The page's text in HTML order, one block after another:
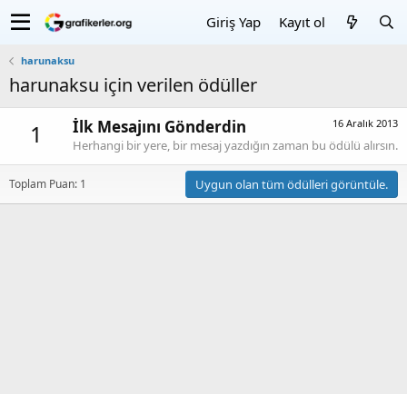
Giriş Yap Kayıt ol
harunaksu
harunaksu için verilen ödüller
1 16 Aralık 2013
İlk Mesajını Gönderdin
Herhangi bir yere, bir mesaj yazdığın zaman bu ödülü alırsın.
Toplam Puan: 1 Uygun olan tüm ödülleri görüntüle.